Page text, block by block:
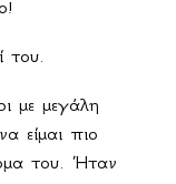
του.
με μεγάλη
είμαι πιο
του. Ήταν